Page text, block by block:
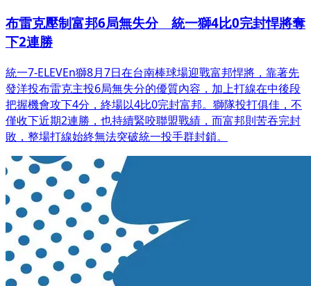
布雷克壓制富邦6局無失分 統一獅4比0完封悍將奪
下2連勝
統一7-ELEVEn獅8月7日在台南棒球場迎戰富邦悍將，靠著先
發洋投布雷克主投6局無失分的優質內容，加上打線在中後段
把握機會攻下4分，終場以4比0完封富邦。獅隊投打俱佳，不
僅收下近期2連勝，也持續緊咬聯盟戰績，而富邦則苦吞完封
敗，整場打線始終無法突破統一投手群封鎖。